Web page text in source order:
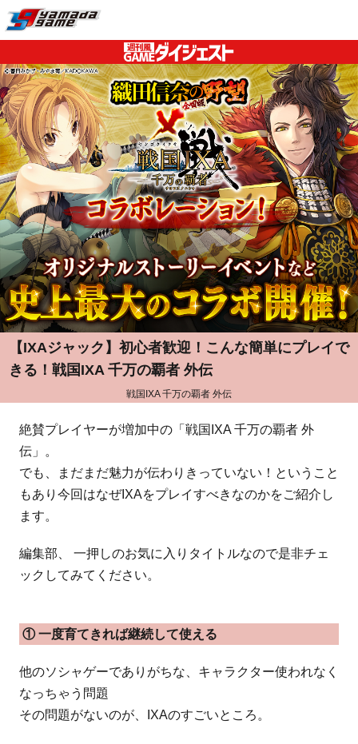
【IXAジャック】初心者歓迎！こんな簡単にプレイで
きる！戦国IXA 千万の覇者 外伝
戦国IXA 千万の覇者 外伝
絶賛プレイヤーが増加中の「戦国IXA 千万の覇者 外
伝」。
でも、まだまだ魅力が伝わりきっていない！ということ
もあり今回はなぜIXAをプレイすべきなのかをご紹介し
ます。
編集部、 一押しのお気に入りタイトルなので是非チェ
ックしてみてください。
① 一度育てきれば継続して使える
他のソシャゲーでありがちな、キャラクター使われなく
なっちゃう問題
その問題がないのが、IXAのすごいところ。